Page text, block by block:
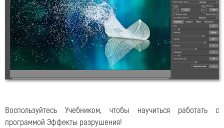
Воспользуйтесь Учебником, чтобы научиться работать с
программой Эффекты разрушения!